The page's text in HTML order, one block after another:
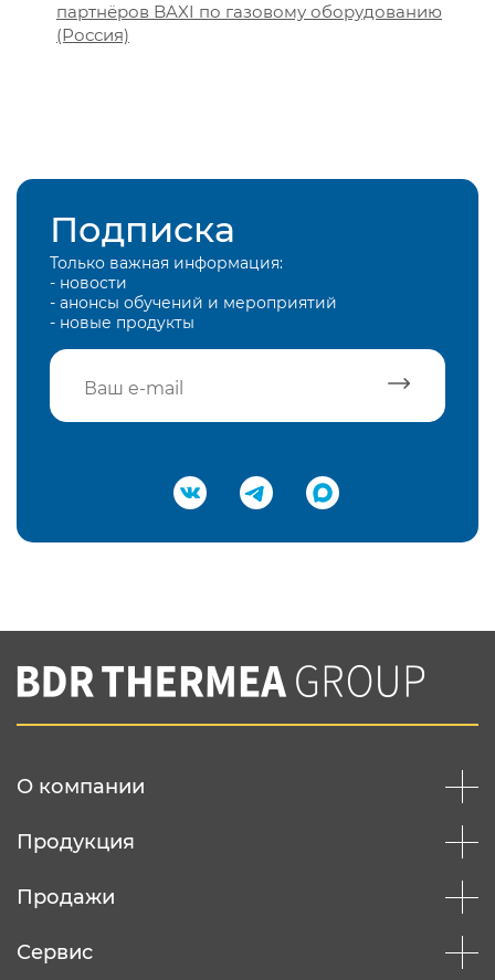
партнёров BAXI по газовому оборудованию
(Россия)
Подписка
Только важная информация:
- новости
- анонсы обучений и мероприятий
- новые продукты
Подтвердить e-mail
Вы соглашаетесь с нашей политикой
конфеденциальности
О компании
Продукция
Продажи
Сервис